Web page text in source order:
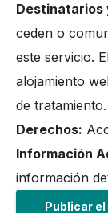
Destinatarios
ceden o
este servicio.
alojamiento
de tratamiento.
Derechos:
Información
información